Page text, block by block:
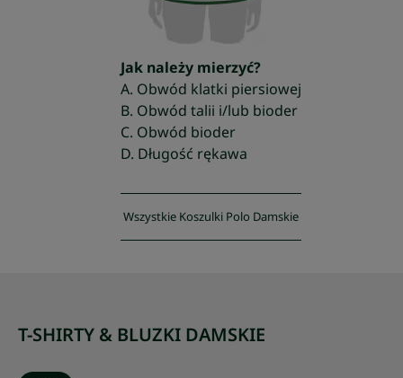
Jak należy mierzyć?
A. Obwód klatki piersiowej
B. Obwód talii i/lub bioder
C. Obwód bioder
D. Długość rękawa
Wszystkie Koszulki Polo Damskie
T-SHIRTY & BLUZKI DAMSKIE